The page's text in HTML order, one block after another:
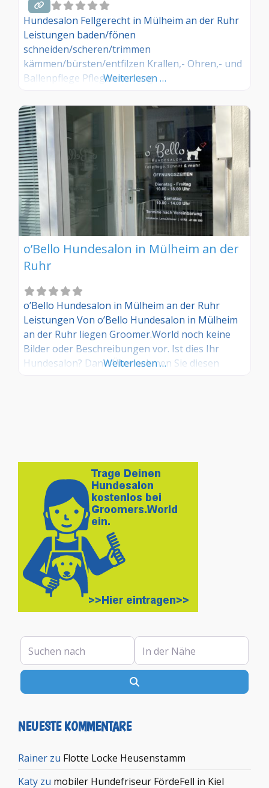
Hundesalon Fellgerecht in Mülheim an der Ruhr
Leistungen baden/fönen
schneiden/scheren/trimmen
kämmen/bürsten/entfilzen Krallen,- Ohren,- und
Ballenpflege Pflegeberatung
Weiterlesen …
o’Bello Hundesalon in Mülheim an der
Ruhr
o’Bello Hundesalon in Mülheim an der Ruhr
Leistungen Von o’Bello Hundesalon in Mülheim
an der Ruhr liegen Groomer.World noch keine
Bilder oder Beschreibungen vor. Ist dies Ihr
Hundesalon? Dann Übernehmen Sie diesen
Weiterlesen …
Suchen nach In der Nähe
NEUESTE KOMMENTARE
Rainer zu Flotte Locke Heusenstamm
Katy zu mobiler Hundefriseur FördeFell in Kiel